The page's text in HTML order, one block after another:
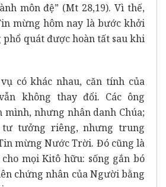
môn đệ” (Mt 28,19). Vì thế,
mừng hôm nay là bước khởi
phổ quát được hoàn tất sau khi
có khác nhau, căn tính của
không thay đổi. Các ông
mình, nhưng nhân danh Chúa;
tư tưởng riêng, nhưng trung
mừng Nước Trời. Đó cũng là
mọi Kitô hữu: sống gắn bó
chứng nhân của Người bằng